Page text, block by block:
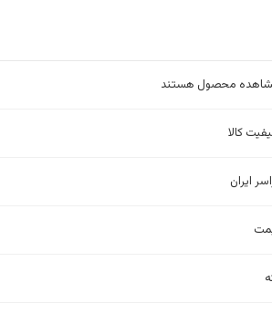
محصول هستند
کالا
ایران